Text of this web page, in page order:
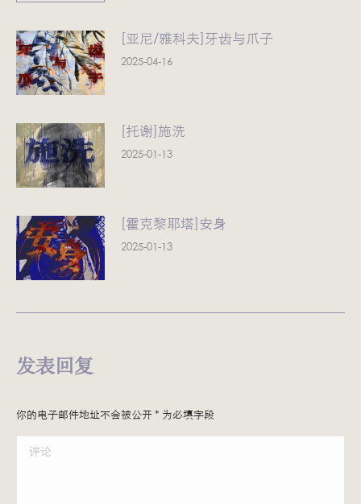
[亚尼/雅科夫]牙齿与爪子
2025-04-16
[托谢]施洗
2025-01-13
[霍克黎耶塔]安身
2025-01-13
发表回复
你的电子邮件地址不会被公开* 为必填字段
评论